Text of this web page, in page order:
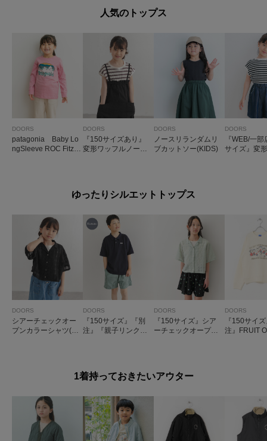
人気のトップス
DOORS
patagonia Baby Lo
ngSleeve ROC Fitz R
DOORS
『150サイズあり』
変形ワッフルノース
DOORS
ノースリランダムリ
ブカットソー(KIDS)
DOORS
『WEB/一
サイズ』変
ゆったりシルエットトップス
DOORS
シアーチェックオー
プンカラーシャツ(KI
DOORS
『150サイズ』『別
注』『親子リンク』P
DOORS
『150サイズ』シア
ーチェックオープン
DOORS
『150サイ
注』FRUIT
1着持っておきたいアウター